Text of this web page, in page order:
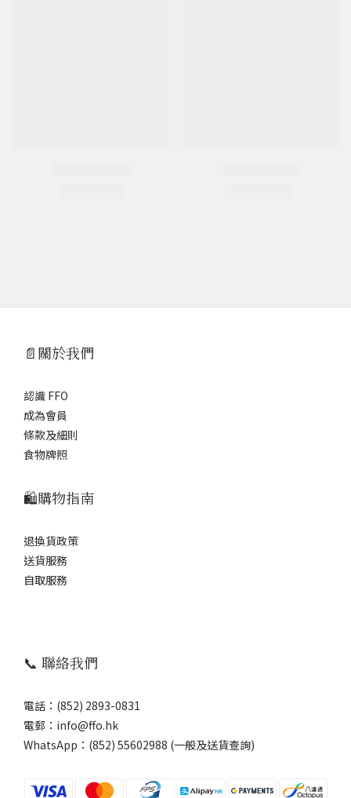
📄關於我們
認識 FFO
成為會員
條款及細則
食物牌照
🛍️購物指南
退換貨政策
送貨服務
自取服務
📞 聯絡我們
電話：(852) 2893-0831
電郵：info@ffo.hk
WhatsApp： (852) 55602988 (一般及送貨查詢)